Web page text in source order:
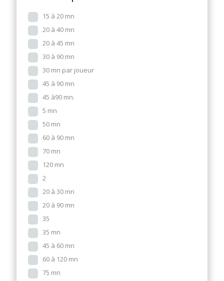
15 à 20 mn
20 à 40 mn
20 à 45 mn
30 à 90 mn
30 mn par joueur
45 à 90 mn
45 à90 mn.
5 mn
50 mn
60 à 90 mn
70 mn
120 mn
2
20 à 30 mn
20 à 90 mn
35
35 mn
45 à 60 mn
60 à 120 mn
75 mn